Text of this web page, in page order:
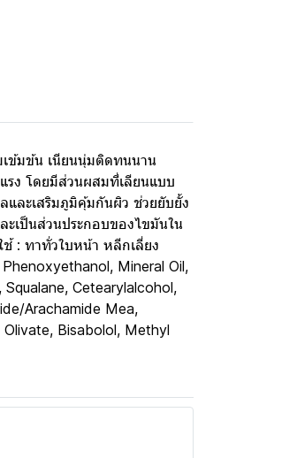
ข้มข้น เนียนนุ่มติดทนนาน
รง โดยมีส่วนผสมที่เลียนแบบ
และเสริมภูมิคุ้มกันผิว ช่วยยับยั้ง
เป็นส่วนประกอบของไขมันใน
: ทาทั่วใบหน้า หลีกเลี่ยง
Mineral Oil,
Cetearylalcohol,
Arachamide Mea,
Bisabolol, Methyl